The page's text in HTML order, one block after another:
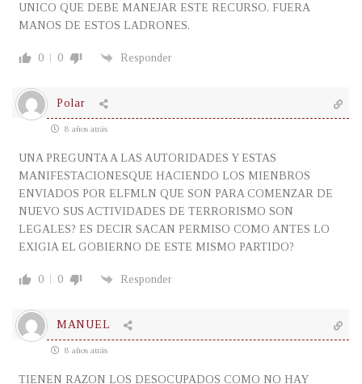
UNICO QUE DEBE MANEJAR ESTE RECURSO, FUERA
MANOS DE ESTOS LADRONES.
0 0 Responder
Polar
8 años atrás
UNA PREGUNTA A LAS AUTORIDADES Y ESTAS
MANIFESTACIONESQUE HACIENDO LOS MIENBROS
ENVIADOS POR ELFMLN QUE SON PARA COMENZAR DE
NUEVO SUS ACTIVIDADES DE TERRORISMO SON
LEGALES? ES DECIR SACAN PERMISO COMO ANTES LO
EXIGIA EL GOBIERNO DE ESTE MISMO PARTIDO?
0 0 Responder
MANUEL
8 años atrás
TIENEN RAZON LOS DESOCUPADOS COMO NO HAY